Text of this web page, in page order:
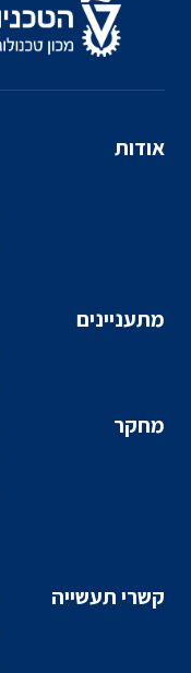
אודות
מתעניינים
מחקר
קשרי תעשייה